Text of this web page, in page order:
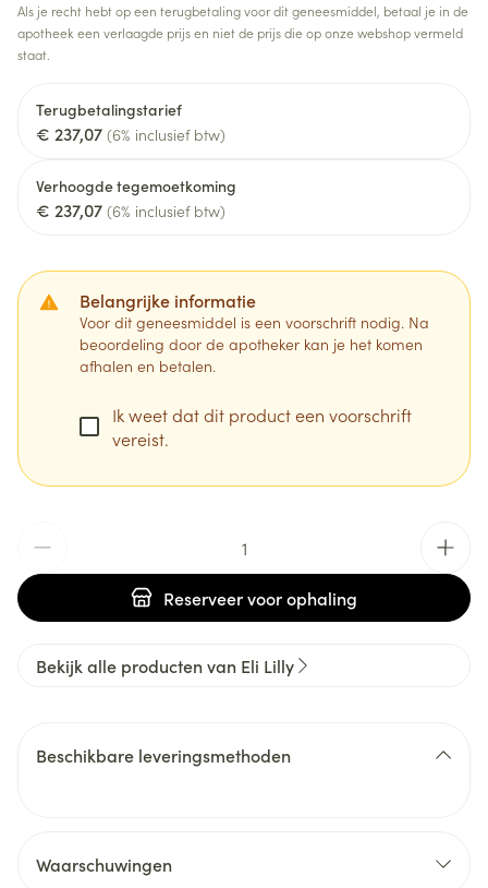
Als je recht hebt op een terugbetaling voor dit geneesmiddel, betaal je in de
apotheek een verlaagde prijs en niet de prijs die op onze webshop vermeld
staat.
Terugbetalingstarief
€ 237,07 (6% inclusief btw)
Verhoogde tegemoetkoming
€ 237,07 (6% inclusief btw)
Belangrijke informatie
Voor dit geneesmiddel is een voorschrift nodig. Na
beoordeling door de apotheker kan je het komen
afhalen en betalen.
Ik weet dat dit product een voorschrift
vereist.
Reserveervoor ophaling
Bekijk alle producten van Eli Lilly
Beschikbare leveringsmethoden
Waarschuwingen